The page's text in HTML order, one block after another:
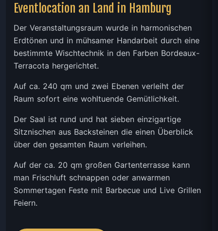
Eventlocation an Land in Hamburg
Der Veranstaltungsraum wurde in harmonischen
Erdtönen und in mühsamer Handarbeit durch eine
bestimmte Wischtechnik in den Farben Bordeaux-
Terracota hergerichtet.
Auf ca. 240 qm und zwei Ebenen verleiht der
Raum sofort eine wohltuende Gemütlichkeit.
Der Saal ist rund und hat sieben einzigartige
Sitznischen aus Backsteinen die einen Überblick
über den gesamten Raum verleihen.
Auf der ca. 20 qm großen Gartenterrasse kann
man Frischluft schnappen oder anwarmen
Sommertagen Feste mit Barbecue und Live Grillen
Feiern.